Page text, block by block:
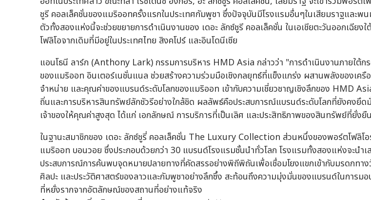
ชูรี คอลเล็คชั่นของแมริออทครั้งแรกในประเทศกัมพูชา ซึ่งปัจจุบันมีโรงแรมอื่นๆในเสียมราฐและพ
ตัวทั้งสองแห่งนี้จะช่วยขยายการดำเนินงานของ เดอะ ลักซ์ชูรี คอลเล็คชั่น ในเอเชียตะวันออกเฉียง
โฟลิโอจากเดิมที่มีอยู่ในประเทศไทย สิงคโปร์ และอินโดนีเซีย
แอนโธนี ลาร์ก (Anthony Lark) กรรมการบริหาร HMD Asia กล่าวว่า "การดำเนินงานภายใต้ก
ของแมริออท อินเตอร์เนชั่นแนล ช่วยสร้างความร่วมมือเชิงกลยุทธ์ที่แข็งแกร่ง ผสานพลังของเครื
จำหน่าย และคุณค่าของแบรนด์ระดับโลกของแมริออท เข้ากับความเชี่ยวชาญเชิงลึกของ HMD
ถิ่นและการบริหารสินทรัพย์ลักชัวรีอย่างใกล้ชิด ผลลัพธ์คือประสบการณ์แบรนด์ระดับโลกที่ยังคงยึด
เจ้าของให้คุณค่าสูงสุด ได้แก่ เอกลักษณ์ การบริการที่เป็นเลิศ และประสิทธิภาพของสินทรัพย์ที่ยั่งยื
ในฐานะสมาชิกของ เดอะ ลักซ์ชูรี่ คอลเล็คชั่น The Luxury Collection ส่วนหนึ่งของพอร์ตโฟลิโอ
แมริออท บอนวอย ซึ่งประกอบด้วยกว่า 30 แบรนด์โรงแรมชั้นนำทั่วโลก โรงแรมทั้งสองแห่งจะนำเ
ประสบการณ์การค้นพบจุดหมายปลายทางที่คัดสรรอย่างพิถีพิถันเพื่อเชื่อมโยงแขกเข้ากับมรดกทา
ศิลปะ และประวัติศาสตร์ของลาวและกัมพูชาอย่างลึกซึ้ง สะท้อนถึงความมุ่งมั่นของแบรนด์ในการม
ที่หยั่งรากจากอัตลักษณ์ของสถานที่อย่างแท้จริง